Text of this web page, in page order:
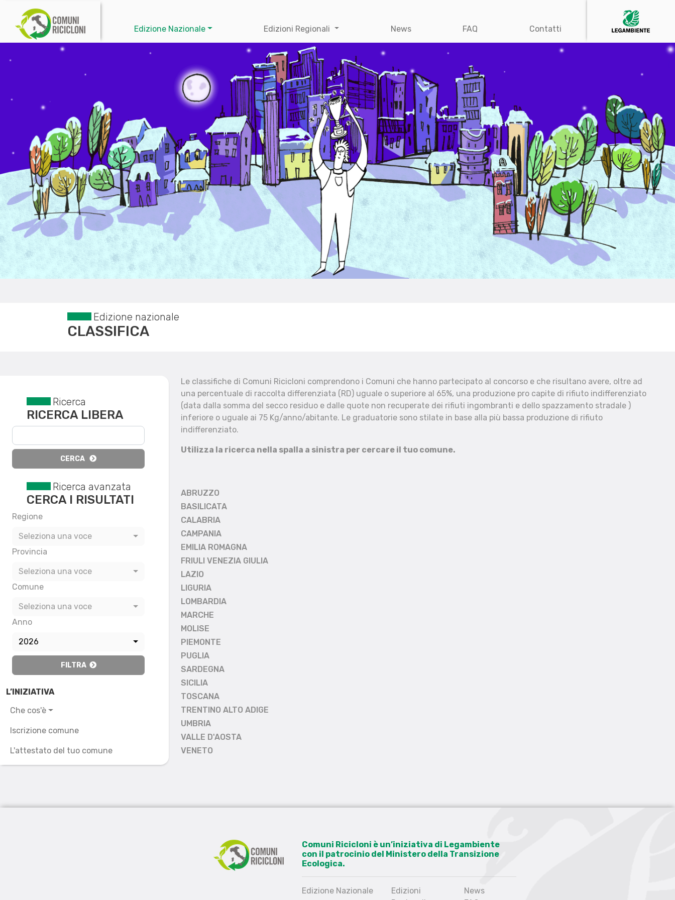
Edizione Nazionale Edizioni Regionali News FAQ Contatti
Edizione nazionale
CLASSIFICA
Reset filtri
Ricerca
RICERCA LIBERA
CERCA
Ricerca avanzata
CERCA I RISULTATI
Regione
Seleziona una voce
Provincia
Seleziona una voce
Comune
Seleziona una voce
Anno
2026
FILTRA
L’INIZIATIVA
Che cos'è
Iscrizione comune
L'attestato del tuo comune
Le classifiche di Comuni Ricicloni comprendono i Comuni che hanno partecipato al concorso e che risultano avere, oltre ad
una percentuale di raccolta differenziata (RD) uguale o superiore al 65%, una produzione pro capite di rifiuto indifferenziato
(data dalla somma del secco residuo e dalle quote non recuperate dei rifiuti ingombranti e dello spazzamento stradale )
inferiore o uguale ai 75 Kg/anno/abitante. Le graduatorie sono stilate in base alla più bassa produzione di rifiuto
indifferenziato.
Utilizza la ricerca nella spalla a sinistra per cercare il tuo comune.
ABRUZZO
BASILICATA
CALABRIA
CAMPANIA
EMILIA ROMAGNA
FRIULI VENEZIA GIULIA
LAZIO
LIGURIA
LOMBARDIA
MARCHE
MOLISE
PIEMONTE
PUGLIA
SARDEGNA
SICILIA
TOSCANA
TRENTINO ALTO ADIGE
UMBRIA
VALLE D'AOSTA
VENETO
Comuni Ricicloni è un’iniziativa di Legambiente
con il patrocinio del Ministero della Transizione
Ecologica.
Edizione Nazionale
Edizioni
News